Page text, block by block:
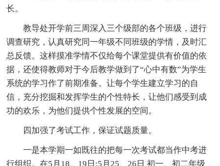
长。
教导处开学前三周深入三个级部的各个班级，进行
调查研究，认真研究同一年级不同班级的学情，及时汇
总反馈。这样摸准学情不仅给每个课堂提供有价值的依
据，还使得教师对于今后教学做到了“心中有数”为学生
系统的学习作了前期准备。让每个学生建立学习的自
信，充分挖掘和发挥学生的个性特长，让他们感受到成
功的欢乐，为他们提供个性发展的空间。
四加强了考试工作，保证试题质量。
一是本学期一如既往的把每一次考试都当作中考进
行组织。在5月18、19日;5月25、26日 初一、初二年级